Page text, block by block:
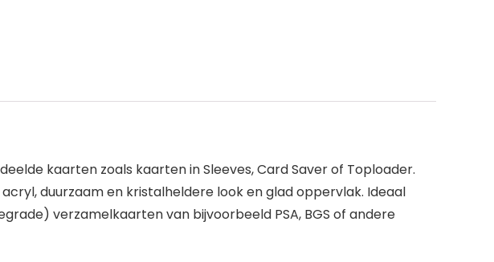
kaarten zoals kaarten in Sleeves, Card Saver of Toploader.
duurzaam en kristalheldere look en glad oppervlak. Ideaal
verzamelkaarten van bijvoorbeeld PSA, BGS of andere